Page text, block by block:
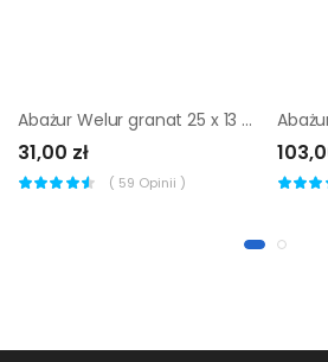
Abażur Welur granat 25 x 13 cm H15 Art Abażur
31,00 zł
( 59 Opinii )